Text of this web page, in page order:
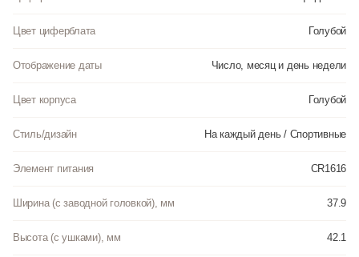
Цвет циферблата Голубой
Отображение даты Число, месяц и день недели
Цвет корпуса Голубой
Стиль/дизайн На каждый день / Спортивные
Элемент питания CR1616
Ширина (с заводной головкой), мм 37.9
Высота (с ушками), мм 42.1